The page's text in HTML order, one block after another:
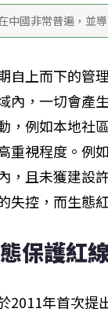
中國非常普遍，並
自上而下的管
內，一切會產
，例如本地社
重視程度。例
，且未獲建設
失控，而生態
保護紅
2011年首次提